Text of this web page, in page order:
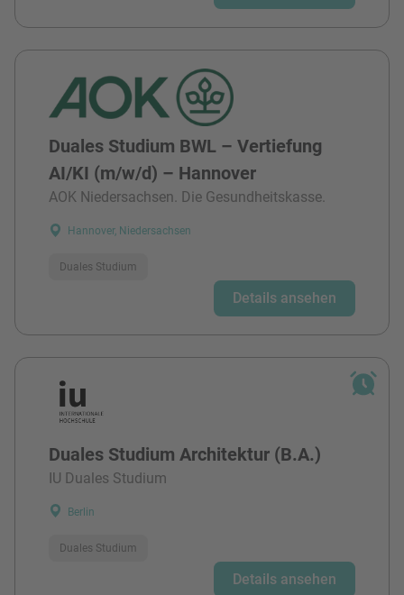
Duales Studium BWL – Vertiefung
AI/KI (m/w/d) – Hannover
AOK Niedersachsen. Die Gesundheitskasse.
Hannover, Niedersachsen
Duales Studium
Details ansehen
Duales Studium Architektur (B.A.)
IU Duales Studium
Berlin
Duales Studium
Details ansehen